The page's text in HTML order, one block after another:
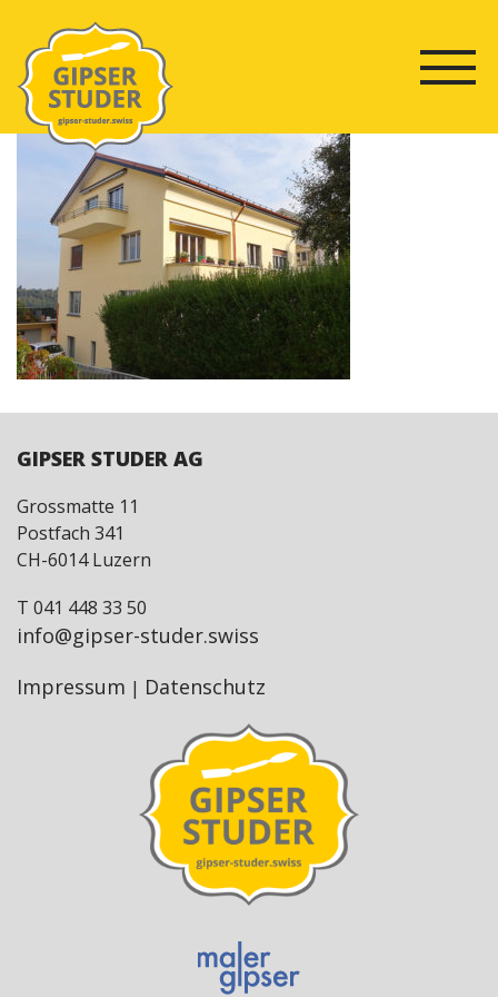
content
BEITRAGSNAVIGATION
GIPSER STUDER AG
Grossmatte 11
Postfach 341
CH-6014 Luzern
T 041 448 33 50
info@gipser-studer.swiss
Impressum | Datenschutz